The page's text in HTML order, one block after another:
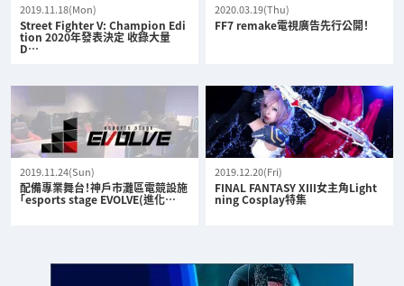
2019.11.18(Mon)
Street Fighter V: Champion Edi
tion 2020年發表決定 收錄大量
D…
2020.03.19(Thu)
FF7 remake電視廣告先行公開！
2019.11.24(Sun)
配備專業舞台！神戶市灘區電競設施
「esports stage EVOLVE(進化…
2019.12.20(Fri)
FINAL FANTASY XIII女主角Light
ning Cosplay特集